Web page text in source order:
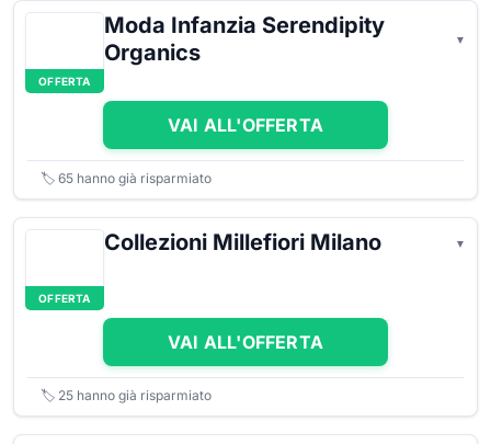
OFFERTA
Moda Infanzia Serendipity
Organics
VAI ALL'OFFERTA
🏷️ 65 hanno già risparmiato
OFFERTA
Collezioni Millefiori Milano
VAI ALL'OFFERTA
🏷️ 25 hanno già risparmiato